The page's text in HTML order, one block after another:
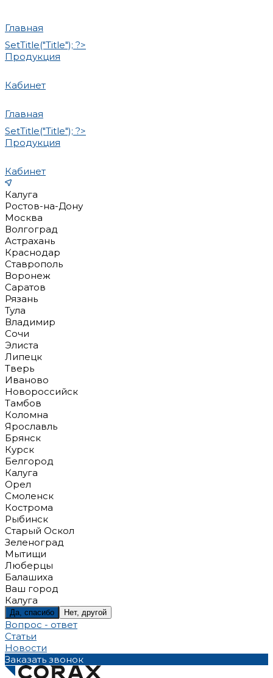
Главная
SetTitle("Title"); ?>
Продукция
Кабинет
Главная
SetTitle("Title"); ?>
Продукция
Кабинет
Калуга
Ростов-на-Дону
Москва
Волгоград
Астрахань
Краснодар
Ставрополь
Воронеж
Саратов
Рязань
Тула
Владимир
Сочи
Элиста
Липецк
Тверь
Иваново
Новороссийск
Тамбов
Коломна
Ярославль
Брянск
Курск
Белгород
Калуга
Орел
Смоленск
Кострома
Рыбинск
Старый Оскол
Зеленоград
Мытищи
Люберцы
Балашиха
Ваш город
Калуга
Да, спасибо Нет, другой
Вопрос - ответ
Статьи
Новости
Заказать звонок